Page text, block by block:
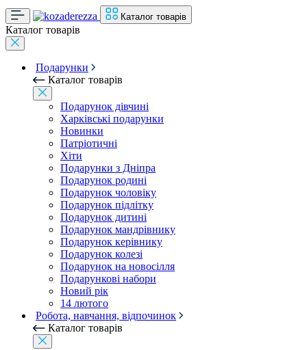
Каталог товарів
Каталог товарів
Подарунки
Каталог товарів
Подарунок дівчині
Харківські подарунки
Новинки
Патріотичні
Хіти
Подарунки з Дніпра
Подарунок родині
Подарунок чоловіку
Подарунок підлітку
Подарунок дитині
Подарунок мандрівнику
Подарунок керівнику
Подарунок колезі
Подарунок на новосілля
Подарункові набори
Новий рік
14 лютого
Робота, навчання, відпочинок
Каталог товарів